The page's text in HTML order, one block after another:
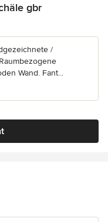
gbr
Sternen
/
Wand. Fant...
Sternen